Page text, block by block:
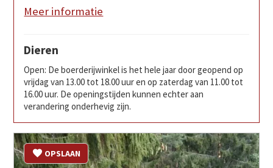
Meer informatie
Dieren
Open: De boerderijwinkel is het hele jaar door geopend op
vrijdag van 13.00 tot 18.00 uur en op zaterdag van 11.00 tot
16.00 uur. De openingstijden kunnen echter aan
verandering onderhevig zijn.
OPSLAAN